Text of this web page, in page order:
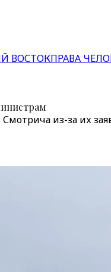
ВОСТОКПРАВА
из-за их